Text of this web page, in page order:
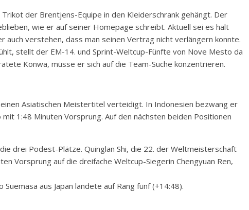
der Brentjens-Equipe in den Kleiderschrank gehängt. Der
wie er auf seiner Homepage schreibt. Aktuell sei es halt
auch verstehen, dass man seinen Vertrag nicht verlängern konnte.
stellt der EM-14. und Sprint-Weltcup-Fünfte von Nove Mesto da
Konwa, müsse er sich auf die Team-Suche konzentrieren.
Asiatischen Meistertitel verteidigt. In Indonesien bezwang er
1:48 Minuten Vorsprung. Auf den nächsten beiden Positionen
drei Podest-Plätze. Quinglan Shi, die 22. der Weltmeisterschaft
Vorsprung auf die dreifache Weltcup-Siegerin Chengyuan Ren,
aus Japan landete auf Rang fünf (+14:48).